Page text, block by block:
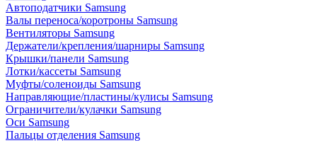
Автоподатчики Samsung
Валы переноса/коротроны Samsung
Вентиляторы Samsung
Держатели/крепления/шарниры Samsung
Крышки/панели Samsung
Лотки/кассеты Samsung
Муфты/соленоиды Samsung
Направляющие/пластины/кулисы Samsung
Ограничители/кулачки Samsung
Оси Samsung
Пальцы отделения Samsung